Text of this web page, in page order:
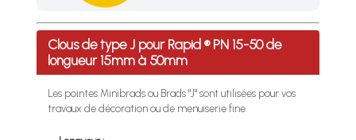
Profitez des Frais de port offerts en France
Clous de type J pour Rapid ® PN 15-50 de
longueur 15mm à 50mm
Les pointes Minibrads ou Brads "J" sont utilisées pour vos
travaux de décoration ou de menuiserie fine.